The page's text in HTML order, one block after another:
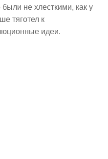
не хлесткими, как у
тяготел к
идеи.